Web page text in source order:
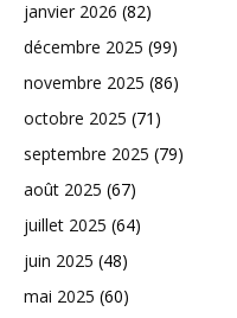
janvier 2026 (82)
décembre 2025 (99)
novembre 2025 (86)
octobre 2025 (71)
septembre 2025 (79)
août 2025 (67)
juillet 2025 (64)
juin 2025 (48)
mai 2025 (60)